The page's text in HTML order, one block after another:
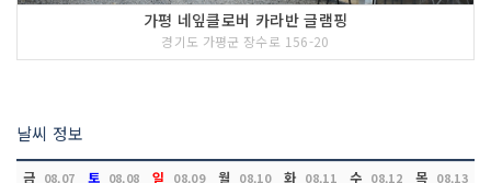
가평 네잎클로버 카라반 글램핑
경기도 가평군 장수로 156-20
날씨 정보
금 08.07 토 08.08 일 08.09 월 08.10 화 08.11 수 08.12 목 08.13